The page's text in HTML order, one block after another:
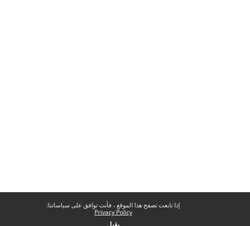
إذا تابعت تصفح هذا الموقع ، فأنت توافق على سياساتنا:
Privacy Policy